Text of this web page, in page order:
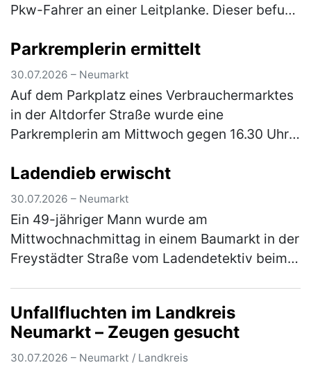
Pkw-Fahrer an einer Leitplanke. Dieser befuhr
Fahrtrichtung Deining als ihm ei…
Parkremplerin ermittelt
30.07.2026 – Neumarkt
Auf dem Parkplatz eines Verbrauchermarktes
in der Altdorfer Straße wurde eine
Parkremplerin am Mittwoch gegen 16.30 Uhr
ermittelt. Diese hatte beim Einparken den P…
(mehr)
Ladendieb erwischt
30.07.2026 – Neumarkt
Ein 49-jähriger Mann wurde am
Mittwochnachmittag in einem Baumarkt in der
Freystädter Straße vom Ladendetektiv beim
(mehr)
Unfallfluchten im Landkreis
Neumarkt – Zeugen gesucht
30.07.2026 – Neumarkt / Landkreis